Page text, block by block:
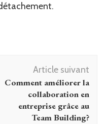
Article suivant
Comment améliorer la
collaboration en
entreprise grâce au
Team Building?